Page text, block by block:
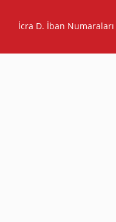
İcra D. İban Numaraları